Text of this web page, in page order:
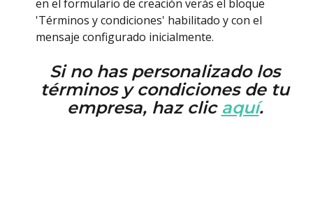
en el formulario de creación verás el bloque
'Términos y condiciones' habilitado y con el
mensaje configurado inicialmente.
Si no has personalizado los
términos y condiciones de tu
empresa, haz clic aquí.